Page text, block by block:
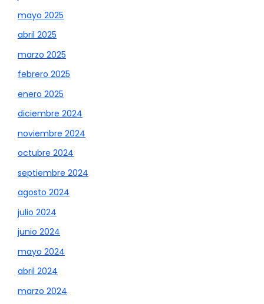
mayo 2025
abril 2025
marzo 2025
febrero 2025
enero 2025
diciembre 2024
noviembre 2024
octubre 2024
septiembre 2024
agosto 2024
julio 2024
junio 2024
mayo 2024
abril 2024
marzo 2024